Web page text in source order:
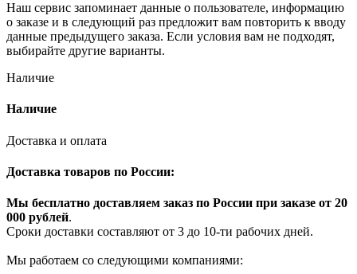
Наш сервис запоминает данные о пользователе, информацию
о заказе и в следующий раз предложит вам повторить к вводу
данные предыдущего заказа. Если условия вам не подходят,
выбирайте другие варианты.
Наличие
Наличие
Доставка и оплата
Доставка товаров по России:
Мы бесплатно доставляем заказ по России при заказе от 20
000 рублей.
Сроки доставки составляют от 3 до 10-ти рабочих дней.
Мы работаем со следующими компаниями: